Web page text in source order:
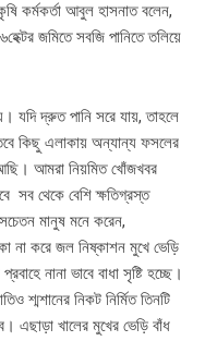
কর্মকর্তা আবুল হাসনাত বলেন,
জমিতে সবজি পানিতে তলিয়ে
যদি দ্রুত পানি সরে যায়, তাহলে
কিছু এলাকায় অন্যান্য ফসলের
আমরা নিয়মিত খোঁজখবর
সব থেকে বেশি ক্ষতিগ্রস্ত
মানুষ মনে করেন,
না করে জল নিষ্কাশন মুখে ভেড়ি
নানা ভাবে বাধা সৃষ্টি হচ্ছে।
শ্মশানের নিকট নির্মিত তিনটি
এছাড়া খালের মুখের ভেড়ি বাঁধ